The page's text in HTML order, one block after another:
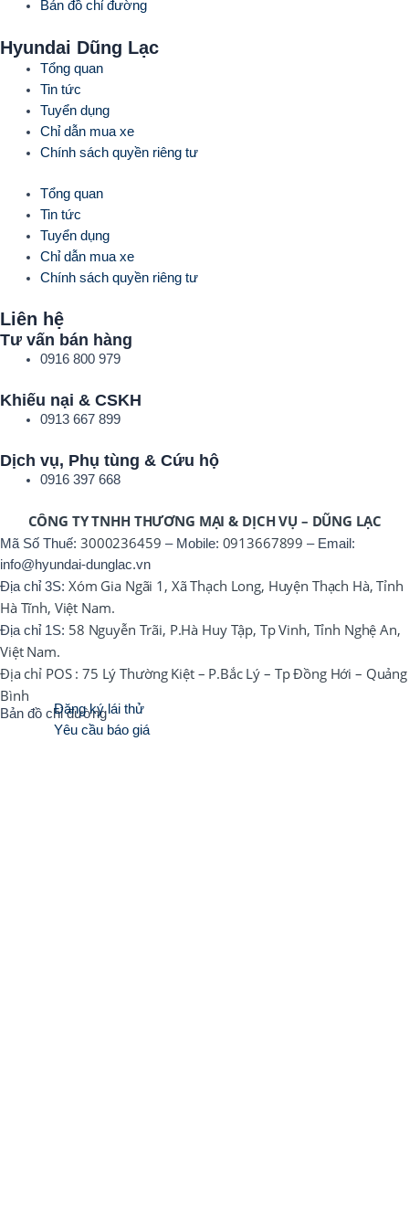
Bản đồ chỉ đường
Hyundai Dũng Lạc
Tổng quan
Tin tức
Tuyển dụng
Chỉ dẫn mua xe
Chính sách quyền riêng tư
Tổng quan
Tin tức
Tuyển dụng
Chỉ dẫn mua xe
Chính sách quyền riêng tư
Liên hệ
Tư vấn bán hàng
0916 800 979
Khiếu nại & CSKH
0913 667 899
Dịch vụ, Phụ tùng & Cứu hộ
0916 397 668
CÔNG TY TNHH THƯƠNG MẠI & DỊCH VỤ – DŨNG LẠC
Mã Số Thuế: 3000236459 – Mobile: 0913667899 – Email:
info@hyundai-dunglac.vn
Địa chỉ 3S: Xóm Gia Ngãi 1, Xã Thạch Long, Huyện Thạch Hà, Tỉnh
Hà Tĩnh, Việt Nam.
Địa chỉ 1S: 58 Nguyễn Trãi, P.Hà Huy Tập, Tp Vinh, Tỉnh Nghệ An,
Việt Nam.
Địa chỉ POS : 75 Lý Thường Kiệt – P.Bắc Lý – Tp Đồng Hới – Quảng
Bình
Bản đồ chỉ đường
Đăng ký lái thử
Yêu cầu báo giá